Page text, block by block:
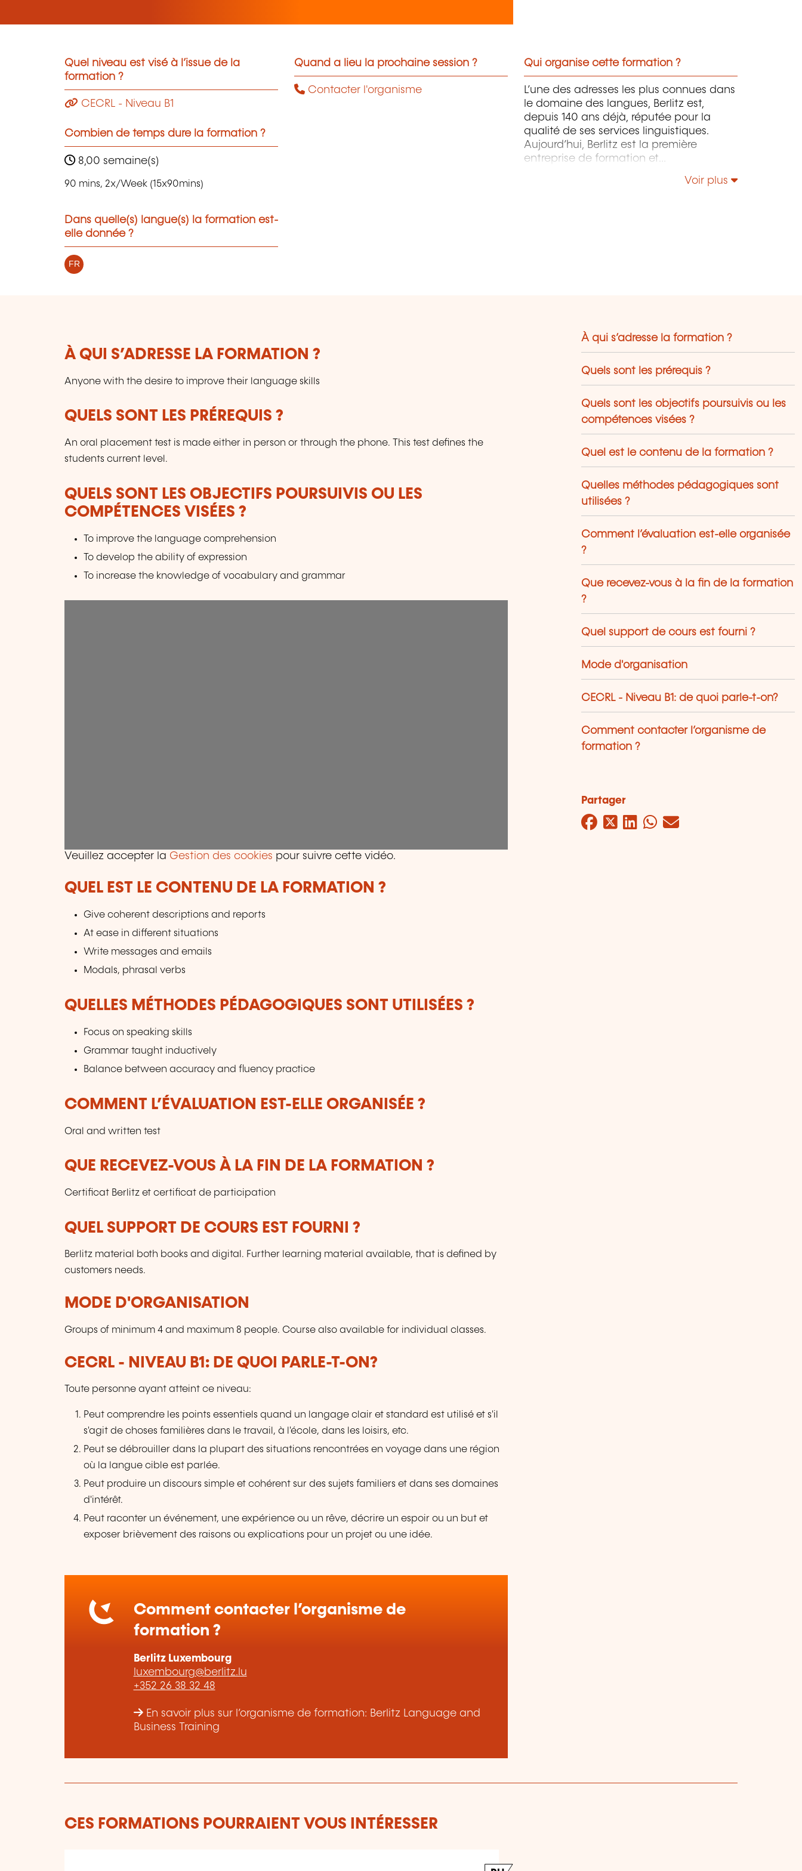
Quel niveau est visé à l’issue de la
formation ?
CECRL - Niveau B1
Combien de temps dure la formation ?
8,00 semaine(s)
90 mins, 2x/Week (15x90mins)
Dans quelle(s) langue(s) la formation est-
elle donnée ?
FR
Quand a lieu la prochaine session ?
Contacter l'organisme
Qui organise cette formation ?
L’une des adresses les plus connues dans
le domaine des langues, Berlitz est,
depuis 140 ans déjà, réputée pour la
qualité de ses services linguistiques.
Aujourd’hui, Berlitz est la première
entreprise de formation et
de développement des langues, des
Voir plus
À QUI S’ADRESSE LA FORMATION ?
Anyone with the desire to improve their language skills
QUELS SONT LES PRÉREQUIS ?
An oral placement test is made either in person or through the phone. This test defines the
students current level.
QUELS SONT LES OBJECTIFS POURSUIVIS OU LES
COMPÉTENCES VISÉES ?
To improve the language comprehension
To develop the ability of expression
To increase the knowledge of vocabulary and grammar
Veuillez accepter la Gestion des cookies pour suivre cette vidéo.
QUEL EST LE CONTENU DE LA FORMATION ?
Give coherent descriptions and reports
At ease in different situations
Write messages and emails
Modals, phrasal verbs
QUELLES MÉTHODES PÉDAGOGIQUES SONT UTILISÉES ?
Focus on speaking skills
Grammar taught inductively
Balance between accuracy and fluency practice
COMMENT L’ÉVALUATION EST-ELLE ORGANISÉE ?
Oral and written test
QUE RECEVEZ-VOUS À LA FIN DE LA FORMATION ?
Certificat Berlitz et certificat de participation
QUEL SUPPORT DE COURS EST FOURNI ?
Berlitz material both books and digital. Further learning material available, that is defined by
customers needs.
MODE D'ORGANISATION
Groups of minimum 4 and maximum 8 people. Course also available for individual classes.
CECRL - NIVEAU B1: DE QUOI PARLE-T-ON?
Toute personne ayant atteint ce niveau:
Peut comprendre les points essentiels quand un langage clair et standard est utilisé et s'il
s'agit de choses familières dans le travail, à l'école, dans les loisirs, etc.
Peut se débrouiller dans la plupart des situations rencontrées en voyage dans une région
où la langue cible est parlée.
Peut produire un discours simple et cohérent sur des sujets familiers et dans ses domaines
d'intérêt.
Peut raconter un événement, une expérience ou un rêve, décrire un espoir ou un but et
exposer brièvement des raisons ou explications pour un projet ou une idée.
Comment contacter l’organisme de
formation ?
Berlitz Luxembourg
luxembourg@berlitz.lu
+352 26 38 32 48
En savoir plus sur l’organisme de formation: Berlitz Language and
Business Training
À qui s’adresse la formation ?
Quels sont les prérequis ?
Quels sont les objectifs poursuivis ou les
compétences visées ?
Quel est le contenu de la formation ?
Quelles méthodes pédagogiques sont
utilisées ?
Comment l’évaluation est-elle organisée
?
Que recevez-vous à la fin de la formation
?
Quel support de cours est fourni ?
Mode d'organisation
CECRL - Niveau B1: de quoi parle-t-on?
Comment contacter l’organisme de
formation ?
Partager
Facebook
Twitter
LinkedIn
WhatsApp
Mail
CES FORMATIONS POURRAIENT VOUS INTÉRESSER